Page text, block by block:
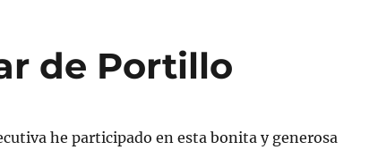
de Portillo
he participado en esta bonita y generosa